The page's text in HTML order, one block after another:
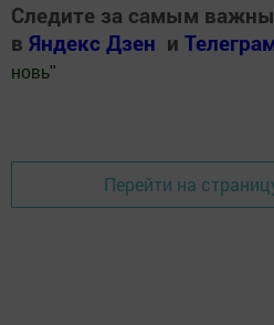
Следите за самым
в Яндекс Дзен и
новь"
Перейти на